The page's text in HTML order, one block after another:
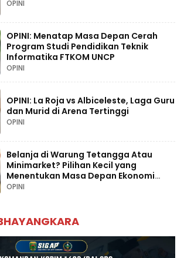
OPINI
OPINI: Menatap Masa Depan Cerah
Program Studi Pendidikan Teknik
Informatika FTKOM UNCP
OPINI
OPINI: La Roja vs Albiceleste, Laga Guru
dan Murid di Arena Tertinggi
OPINI
Belanja di Warung Tetangga Atau
Minimarket? Pilihan Kecil yang
Menentukan Masa Depan Ekonomi
Palopo
OPINI